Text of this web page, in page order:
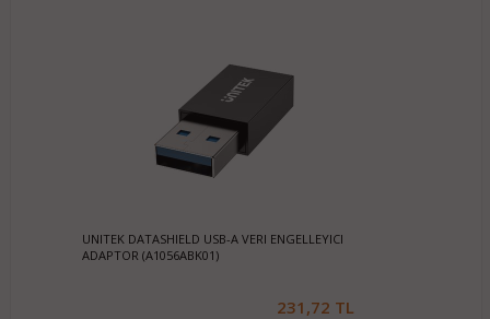
UNITEK DATASHIELD USB-A VERI ENGELLEYICI
ADAPTOR (A1056ABK01)
231,72 TL